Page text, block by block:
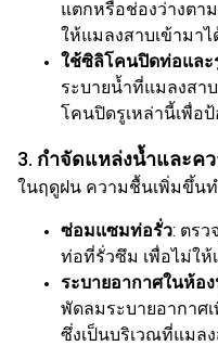
แตกหรือช่องว่างตา
ให้แมลงสาบเข้ามาไ
ใช้ซิลิโคนปิดท่อและ
ระบายน้ำที่แมลงสา
โคนปิดรูเหล่านี้เพื่อ
3. กำจัดแหล่งน้ำและค
ในฤดูฝน ความชื้นเพิ่มขึ้น
ซ่อมแซมท่อรั่ว: ตร
ท่อที่รั่วซึม เพื่อไม่ใ
ระบายอากาศในห้อ
พัดลมระบายอากาศ
ซึ่งเป็นบริเวณที่แมล